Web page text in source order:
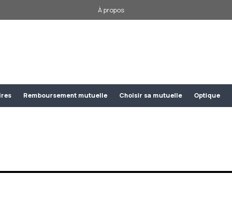
À propos
Remboursement mutuelle Choisir sa mutuelle Optique